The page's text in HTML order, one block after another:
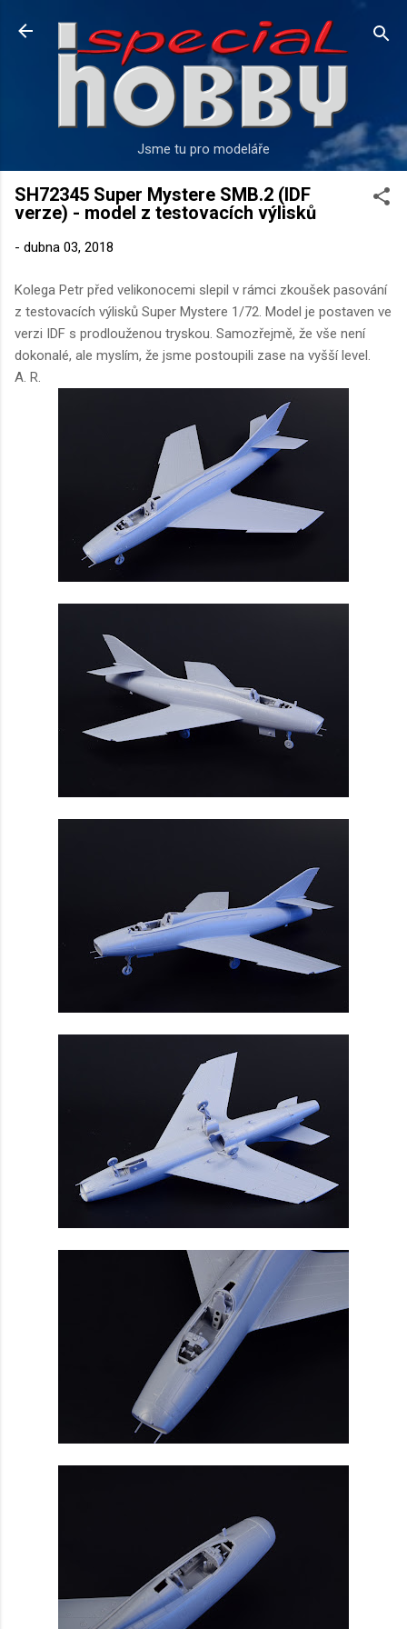
Přeskočit na hlavní obsah
Jsme tu pro modeláře
SH72345 Super Mystere SMB.2 (IDF
verze) - model z testovacích výlisků
- dubna 03, 2018
Kolega Petr před velikonocemi slepil v rámci zkoušek pasování
z testovacích výlisků Super Mystere 1/72. Model je postaven ve
verzi IDF s prodlouženou tryskou. Samozřejmě, že vše není
dokonalé, ale myslím, že jsme postoupili zase na vyšší level.
A. R.